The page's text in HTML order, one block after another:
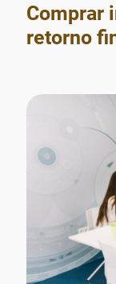
Comprar
retorno